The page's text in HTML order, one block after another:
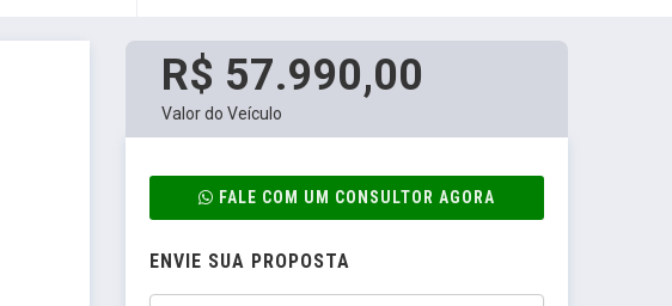
R$ 57.990,00
Valor do Veículo
FALE COM UM CONSULTOR AGORA
ENVIE SUA PROPOSTA